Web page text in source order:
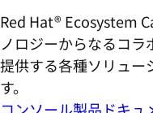
Red Hat® Ecosystem
ノロジーからなるコ
提供する各種ソリュー
す。